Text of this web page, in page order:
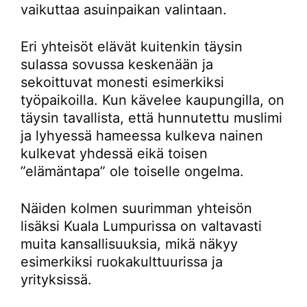
vaikuttaa asuinpaikan valintaan.
Eri yhteisöt elävät kuitenkin täysin
sulassa sovussa keskenään ja
sekoittuvat monesti esimerkiksi
työpaikoilla. Kun kävelee kaupungilla, on
täysin tavallista, että hunnutettu muslimi
ja lyhyessä hameessa kulkeva nainen
kulkevat yhdessä eikä toisen
”elämäntapa” ole toiselle ongelma.
Näiden kolmen suurimman yhteisön
lisäksi Kuala Lumpurissa on valtavasti
muita kansallisuuksia, mikä näkyy
esimerkiksi ruokakulttuurissa ja
yrityksissä.